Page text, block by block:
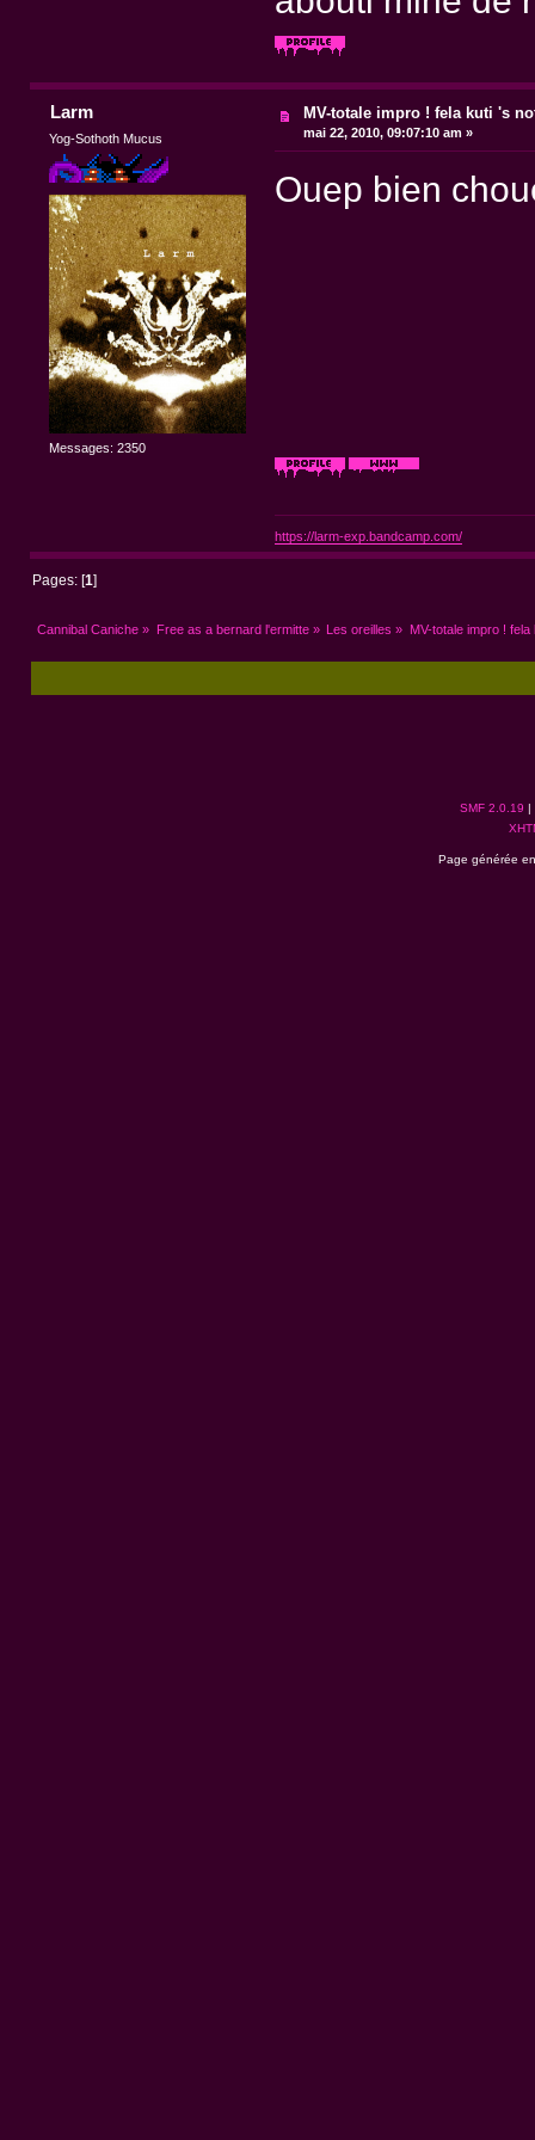
Larm
Yog-Sothoth Mucus
Messages: 2350
MV-totale impro ! fela kuti 's
mai 22, 2010, 09:07:10 am »
Ouep bien
https://larm-exp.bandcamp.com/
Pages: [1]
Cannibal Caniche » Free as a bernard l'ermitte» Les oreilles » MV-totale impro !
SMF 2.0.19 |
Page générée